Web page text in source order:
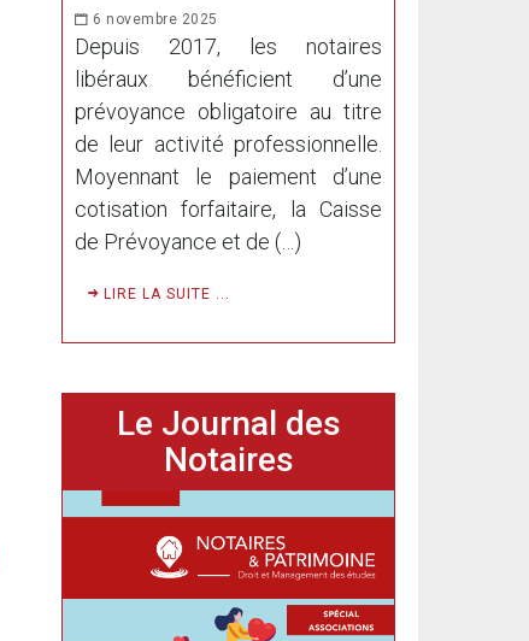
6 novembre 2025
Depuis 2017, les notaires
libéraux bénéficient d’une
prévoyance obligatoire au titre
de leur activité professionnelle.
Moyennant le paiement d’une
cotisation forfaitaire, la Caisse
de Prévoyance et de (…)
LIRE LA SUITE ...
Le Journal des
Notaires